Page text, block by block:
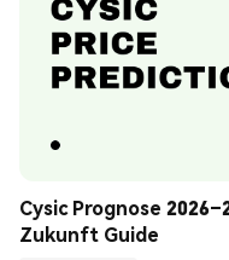
Cysic Prognose
Zukunft Guide